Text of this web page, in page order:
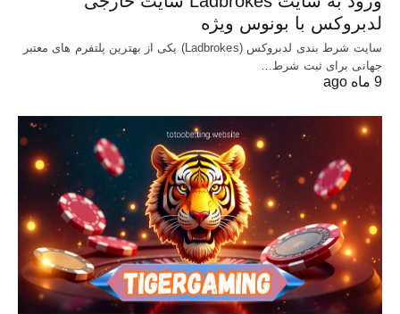
لدبروکس با بونوس ویژه
سایت شرط بندی لدبروکس (Ladbrokes) یکی از بهترین پلتفرم های معتبر
جهانی برای ثبت شرط…
9 ماه ago